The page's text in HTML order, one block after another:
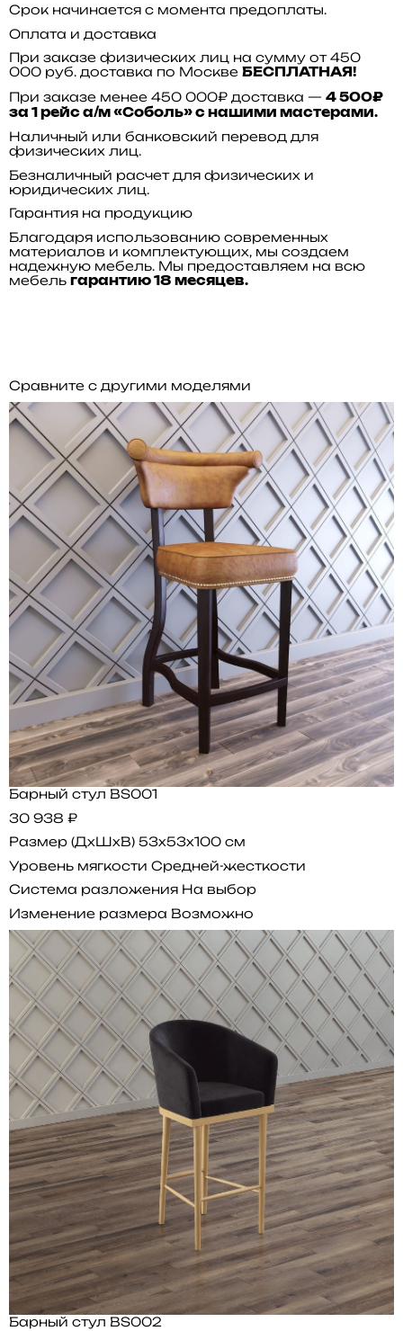
Срок начинается с момента предоплаты.
Оплата и доставка
При заказе физических лиц на сумму от 450
000 руб. доставка по Москве БЕСПЛАТНАЯ!
При заказе менее 450 000₽ доставка — 4 500₽
за 1 рейс а/м «Соболь» с нашими мастерами.
Наличный или банковский перевод для
физических лиц.
Безналичный расчет для физических и
юридических лиц.
Гарантия на продукцию
Благодаря использованию современных
материалов и комплектующих, мы создаем
надежную мебель. Мы предоставляем на всю
мебель гарантию 18 месяцев.
Сравните с другими моделями
Барный стул BS001
30 938 ₽
Размер (ДхШхВ) 53x53x100 см
Уровень мягкости Средней-жесткости
Система разложения На выбор
Изменение размера Возможно
Барный стул BS002